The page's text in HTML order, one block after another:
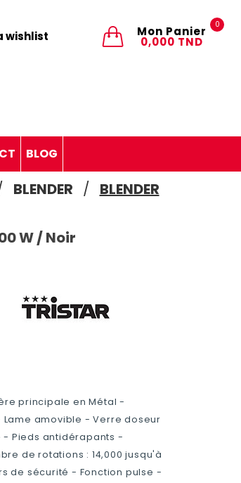
0
Mon Panier
0,000 TND
wishlist
BLOG
BLENDER
BLENDER
W / Noir
principale en Métal -
amovible - Verre doseur
Pieds antidérapants -
de rotations : 14,000 jusqu'à
de sécurité - Fonction pulse -